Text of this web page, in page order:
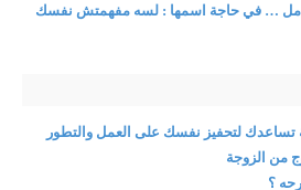
… في حاجة اسمها : لسه مفهمتش نفسك
؟